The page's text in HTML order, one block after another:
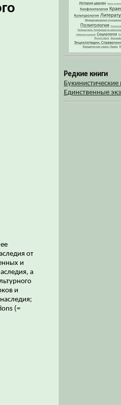
от
и
а
и
(=
Редкие книги
Букинистические
Единственные